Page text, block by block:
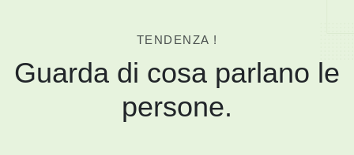
TENDENZA !
Guarda di cosa parlano le
persone.